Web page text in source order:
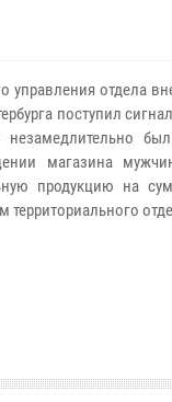
управления отдела
поступил
магазина
продукцию на